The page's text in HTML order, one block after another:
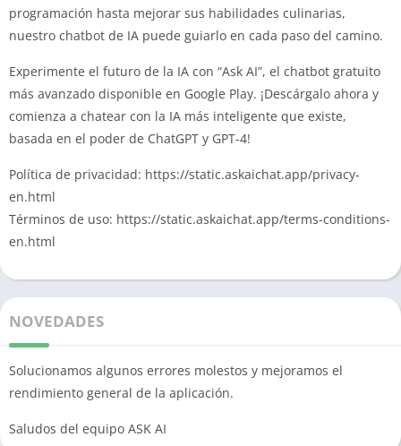
programación hasta mejorar sus habilidades culinarias,
nuestro chatbot de IA puede guiarlo en cada paso del camino.
Experimente el futuro de la IA con “Ask AI”, el chatbot gratuito
más avanzado disponible en Google Play. ¡Descárgalo ahora y
comienza a chatear con la IA más inteligente que existe,
basada en el poder de ChatGPT y GPT-4!
Política de privacidad: https://static.askaichat.app/privacy-
en.html
Términos de uso: https://static.askaichat.app/terms-conditions-
en.html
NOVEDADES
Solucionamos algunos errores molestos y mejoramos el
rendimiento general de la aplicación.
Saludos del equipo ASK AI